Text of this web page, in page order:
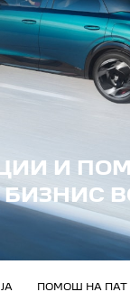
И
БИЗНИС
ПОМОШ НА ПАТ